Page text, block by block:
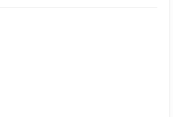
(ஜவான்) அவர்களின் புகழ் வணக்க நிகழ்வும்